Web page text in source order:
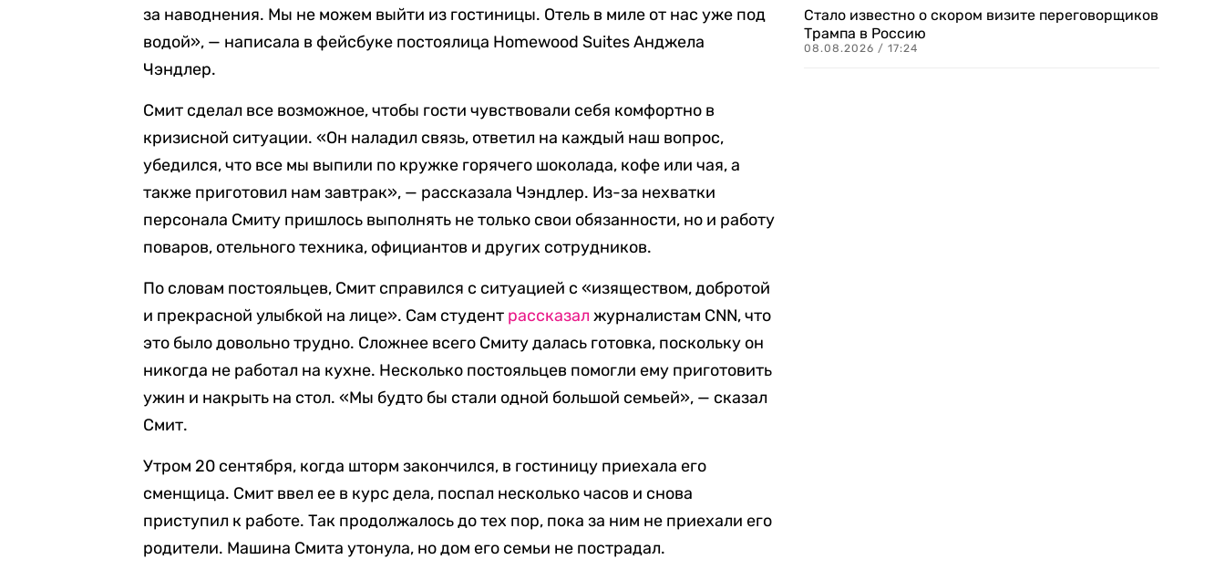
за наводнения. Мы не можем выйти из гостиницы. Отель в миле от нас уже под
водой», — написала в фейсбуке постоялица Homewood Suites Анджела
Чэндлер.
Смит сделал все возможное, чтобы гости чувствовали себя комфортно в
кризисной ситуации. «Он наладил связь, ответил на каждый наш вопрос,
убедился, что все мы выпили по кружке горячего шоколада, кофе или чая, а
также приготовил нам завтрак», — рассказала Чэндлер. Из-за нехватки
персонала Смиту пришлось выполнять не только свои обязанности, но и работу
поваров, отельного техника, официантов и других сотрудников.
По словам постояльцев, Смит справился с ситуацией с «изяществом, добротой
и прекрасной улыбкой на лице». Сам студент рассказал журналистам CNN, что
это было довольно трудно. Сложнее всего Смиту далась готовка, поскольку он
никогда не работал на кухне. Несколько постояльцев помогли ему приготовить
ужин и накрыть на стол. «Мы будто бы стали одной большой семьей», — сказал
Смит.
Утром 20 сентября, когда шторм закончился, в гостиницу приехала его
сменщица. Смит ввел ее в курс дела, поспал несколько часов и снова
приступил к работе. Так продолжалось до тех пор, пока за ним не приехали его
родители. Машина Смита утонула, но дом его семьи не пострадал.
Стало известно о скором визите переговорщиков
Трампа в Россию
08.08.2026 / 17:24